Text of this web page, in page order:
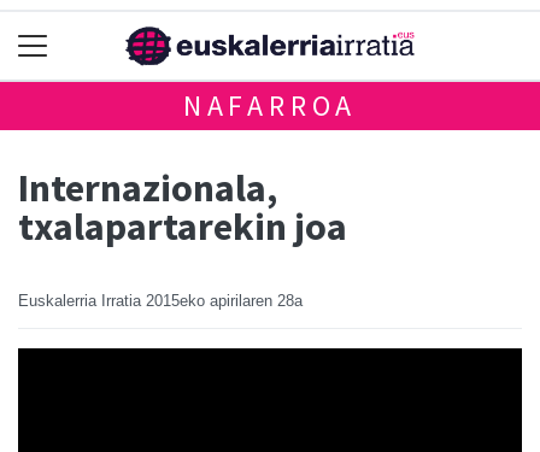
NAFARROA
Internazionala,
txalapartarekin joa
Euskalerria Irratia 2015eko apirilaren 28a